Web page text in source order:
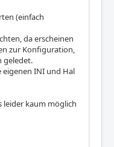
(einfach
da erscheinen
zur Konfiguration,
geledet.
eigenen INI und Hal
leider kaum möglich